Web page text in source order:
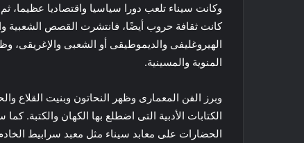
وكانت سيناء تلعب دورا سياسيا واقتصاديا عظيما،
كانت ثقافة حروب أيضًا، فانتشرت القصص الشعبية
الهيروغليفى والديموطيقى أو الشعبى والإغريقى،
المنوية والمسينية.
وبرز الفن المعمارى وظهر النحاتون وبنيت القلاع
الكتابات الأدبية التى اضطلع بها الكهان والكتبة.
الحضارات على معابد سيناء مثل معبد سرابيط